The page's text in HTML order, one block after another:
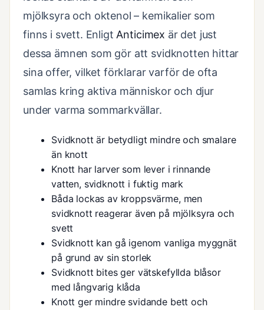
mjölksyra och oktenol – kemikalier som
finns i svett. Enligt Anticimex är det just
dessa ämnen som gör att svidknotten hittar
sina offer, vilket förklarar varför de ofta
samlas kring aktiva människor och djur
under varma sommarkvällar.
Svidknott är betydligt mindre och smalare
än knott
Knott har larver som lever i rinnande
vatten, svidknott i fuktig mark
Båda lockas av kroppsvärme, men
svidknott reagerar även på mjölksyra och
svett
Svidknott kan gå igenom vanliga myggnät
på grund av sin storlek
Svidknott bites ger vätskefyllda blåsor
med långvarig klåda
Knott ger mindre svidande bett och